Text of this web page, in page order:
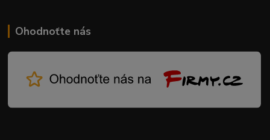
Ohodnoťte nás